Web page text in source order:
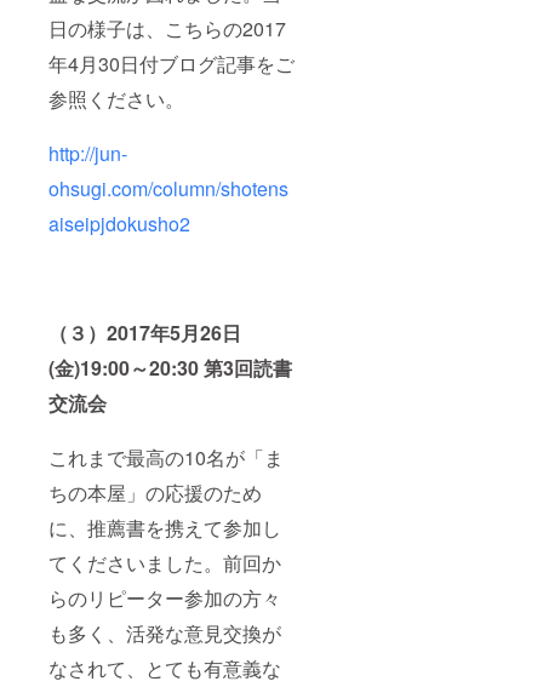
日の様子は、こちらの2017
年4月30日付ブログ記事をご
参照ください。
http://jun-
ohsugi.com/column/shotens
aiseipjdokusho2
（３）2017年5月26日
(金)19:00～20:30 第3回読書
交流会
これまで最高の10名が「ま
ちの本屋」の応援のため
に、推薦書を携えて参加し
てくださいました。前回か
らのリピーター参加の方々
も多く、活発な意見交換が
なされて、とても有意義な